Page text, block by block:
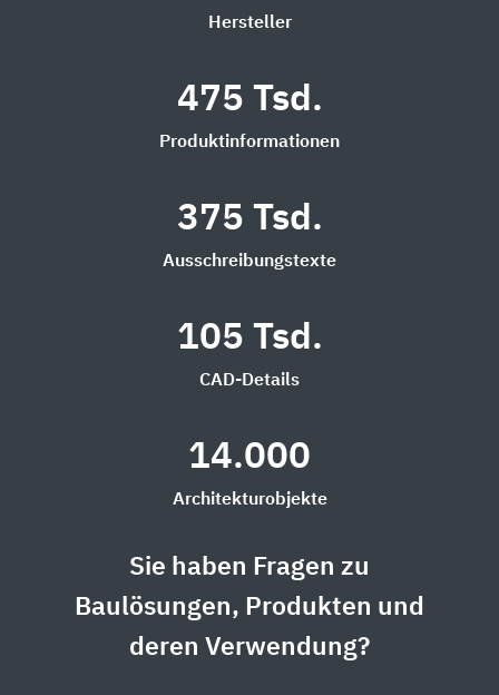
Hersteller
475 Tsd.
Produktinformationen
375 Tsd.
Ausschreibungstexte
105 Tsd.
CAD-Details
14.000
Architekturobjekte
Sie haben Fragen zu
Baulösungen, Produkten und
deren Verwendung?